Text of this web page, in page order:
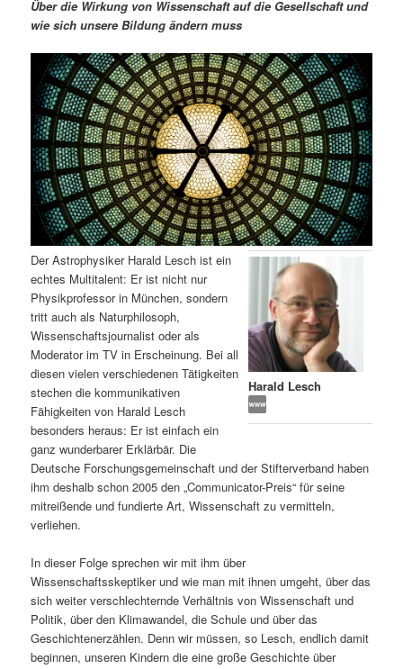
r
e
n
I
n
h
a
l
t
s
p
r
n
g
e
d
ä
r
e
n
I
n
h
a
l
t
s
r
i
n
n
a
a
t
i
o
n
Über die Wirkung von Wissenschaft auf die Gesellschaft und
wie sich unsere Bildung ändern muss
Harald Lesch
Der Astrophysiker Harald Lesch ist ein
echtes Multitalent: Er ist nicht nur
Physikprofessor in München, sondern
tritt auch als Naturphilosoph,
Wissenschaftsjournalist oder als
Moderator im TV in Erscheinung. Bei all
diesen vielen verschiedenen Tätigkeiten
stechen die kommunikativen
Fähigkeiten von Harald Lesch
besonders heraus: Er ist einfach ein
ganz wunderbarer Erklärbär. Die
Deutsche Forschungsgemeinschaft und der Stifterverband haben
ihm deshalb schon 2005 den „Communicator-Preis“ für seine
mitreißende und fundierte Art, Wissenschaft zu vermitteln,
verliehen.
In dieser Folge sprechen wir mit ihm über
Wissenschaftsskeptiker und wie man mit ihnen umgeht, über das
sich weiter verschlechternde Verhältnis von Wissenschaft und
Politik, über den Klimawandel, die Schule und über das
Geschichtenerzählen. Denn wir müssen, so Lesch, endlich damit
beginnen, unseren Kindern die eine große Geschichte über